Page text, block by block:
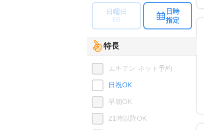
日曜日
8/9
日時
指定
特長
エキテン ネット予約
日祝OK
早朝OK
21時以降OK